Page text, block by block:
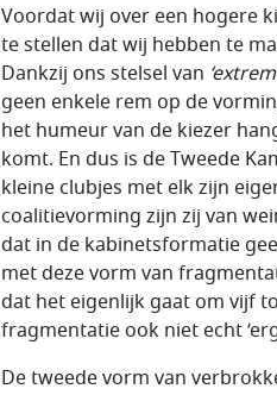
Voordat wij over een hogere
te stellen dat wij hebben te
Dankzij ons stelsel van
geen enkele rem op de
het humeur van de kiezer
komt. En dus is de Tweede
kleine clubjes met elk zijn
coalitievorming zijn zij van
dat in de kabinetsformatie
met deze vorm van
dat het eigenlijk gaat om vijf
fragmentatie ook niet echt
De tweede vorm van